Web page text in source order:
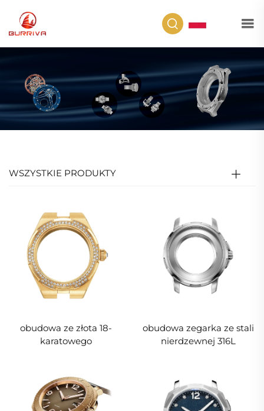
WSZYSTKIE PRODUKTY
obudowa ze złota 18-
karatowego
obudowa zegarka ze stali
nierdzewnej 316L